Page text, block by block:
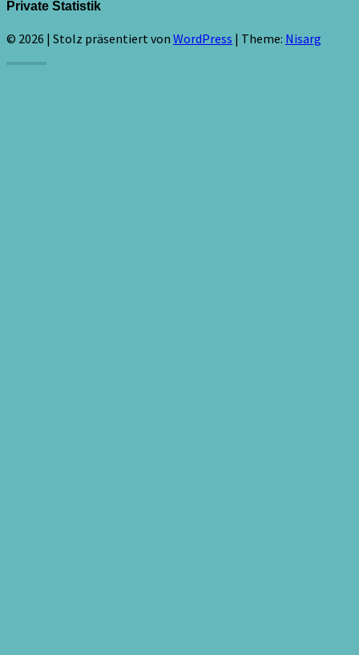
Private Statistik
© 2026 | Stolz präsentiert von WordPress | Theme: Nisarg